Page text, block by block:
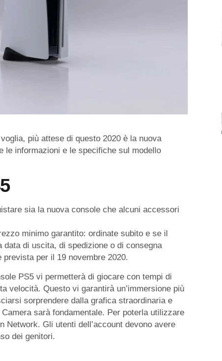
più attese di questo 2020 è la nuova
le informazioni e le specifiche sul modello
sia la nuova console che alcuni accessori
minimo garantito: ordinate subito e se il
di uscita, di spedizione o di consegna
per il 19 novembre 2020.
PS5 vi permetterà di giocare con tempi di
velocità. Questo vi garantirà un’immersione più
sorprendere dalla grafica straordinaria e
sarà fondamentale. Per poterla utilizzare
Gli utenti dell’account devono avere
dei genitori.